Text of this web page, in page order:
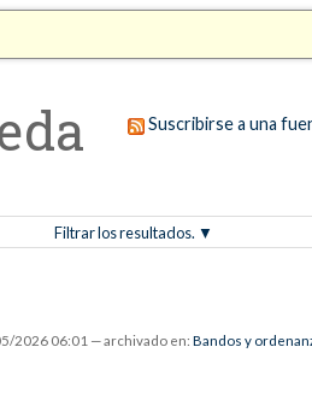
Suscribirse a una
Filtrar los resultados.
2026 06:01 — archivado en:Bandos y